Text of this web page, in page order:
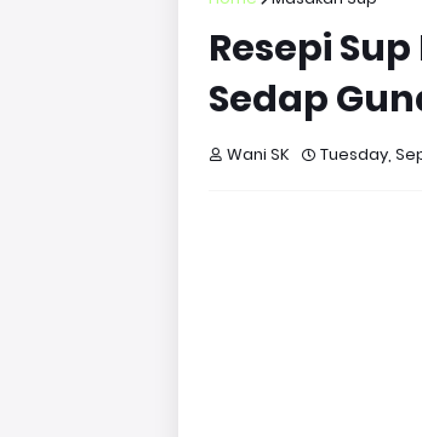
Resepi
Sedap
Wani SK Tuesday,